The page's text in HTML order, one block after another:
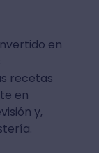
en
recetas
en
y,